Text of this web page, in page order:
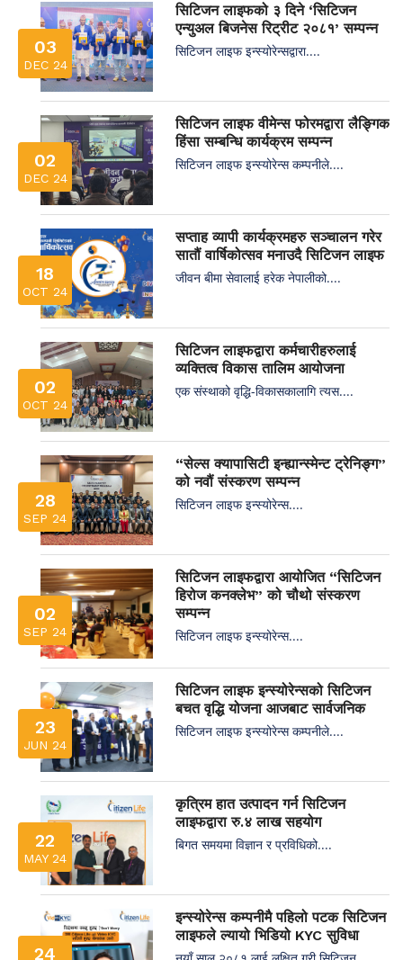
03
DEC 24
सिटिजन लाइफको ३ दिने ‘सिटिजन
एन्युअल बिजनेस रिट्रीट २०८१’ सम्पन्न
सिटिजन लाइफ इन्स्योरेन्सद्वारा....
02
DEC 24
सिटिजन लाइफ वीमेन्स फोरमद्वारा लैङ्गिक
हिंसा सम्बन्धि कार्यक्रम सम्पन्न
सिटिजन लाइफ इन्स्योरेन्स कम्पनीले....
18
OCT 24
सप्ताह व्यापी कार्यक्रमहरु सञ्चालन गरेर
सातौं वार्षिकोत्सव मनाउदै सिटिजन लाइफ
जीवन बीमा सेवालाई हरेक नेपालीको....
02
OCT 24
सिटिजन लाइफद्वारा कर्मचारीहरुलाई
व्यक्तित्व विकास तालिम आयोजना
एक संस्थाको वृद्धि-विकासकालागि त्यस....
28
SEP 24
“सेल्स क्यापासिटी इन्ह्यान्स्मेन्ट ट्रेनिङ्ग”
को नवौं संस्करण सम्पन्न
सिटिजन लाइफ इन्स्योरेन्स....
02
SEP 24
सिटिजन लाइफद्वारा आयोजित “सिटिजन
हिरोज कनक्लेभ” को चौथो संस्करण
सम्पन्न
सिटिजन लाइफ इन्स्योरेन्स....
23
JUN 24
सिटिजन लाइफ इन्स्योरेन्सको सिटिजन
बचत वृद्धि योजना आजबाट सार्वजनिक
सिटिजन लाइफ इन्स्योरेन्स कम्पनीले....
22
MAY 24
कृत्रिम हात उत्पादन गर्न सिटिजन
लाइफद्वारा रु.४ लाख सहयोग
बिगत समयमा विज्ञान र प्रविधिको....
24
इन्स्योरेन्स कम्पनीमै पहिलो पटक सिटिजन
लाइफले ल्यायो भिडियो KYC सुविधा